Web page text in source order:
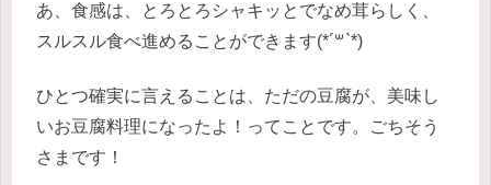
あ、食感は、とろとろシャキッとでなめ茸らしく、
スルスル食べ進めることができます(*´꒳`*)
ひとつ確実に言えることは、ただの豆腐が、美味し
いお豆腐料理になったよ！ってことです。ごちそう
さまです！